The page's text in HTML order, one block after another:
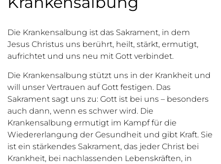
Die Krankensalbung ist das Sakrament, in dem
Jesus Christus uns berührt, heilt, stärkt, ermutigt,
aufrichtet und uns neu mit Gott verbindet.
Die Krankensalbung stützt uns in der Krankheit und
will unser Vertrauen auf Gott festigen. Das
Sakrament sagt uns zu: Gott ist bei uns – besonders
auch dann, wenn es schwer wird. Die
Krankensalbung ermutigt im Kampf für die
Wiedererlangung der Gesundheit und gibt Kraft. Sie
ist ein stärkendes Sakrament, das jeder Christ bei
Krankheit, bei nachlassenden Lebenskräften, in